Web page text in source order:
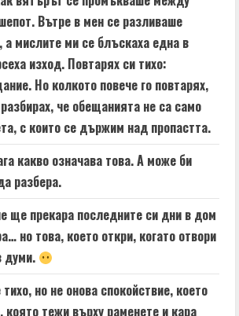
Вътре в мен се разливаше
а мислите ми се блъскаха една в
изход. Повтарях си тихо:
Но колкото повече го повтарях,
че обещанията не са само
с които се държим над пропастта.
какво означава това. А може би
разбера.
ще прекара последните си дни в дом
но това, което откри, когато отвори
думи.
но не онова спокойствие, което
която тежи върху раменете и кара